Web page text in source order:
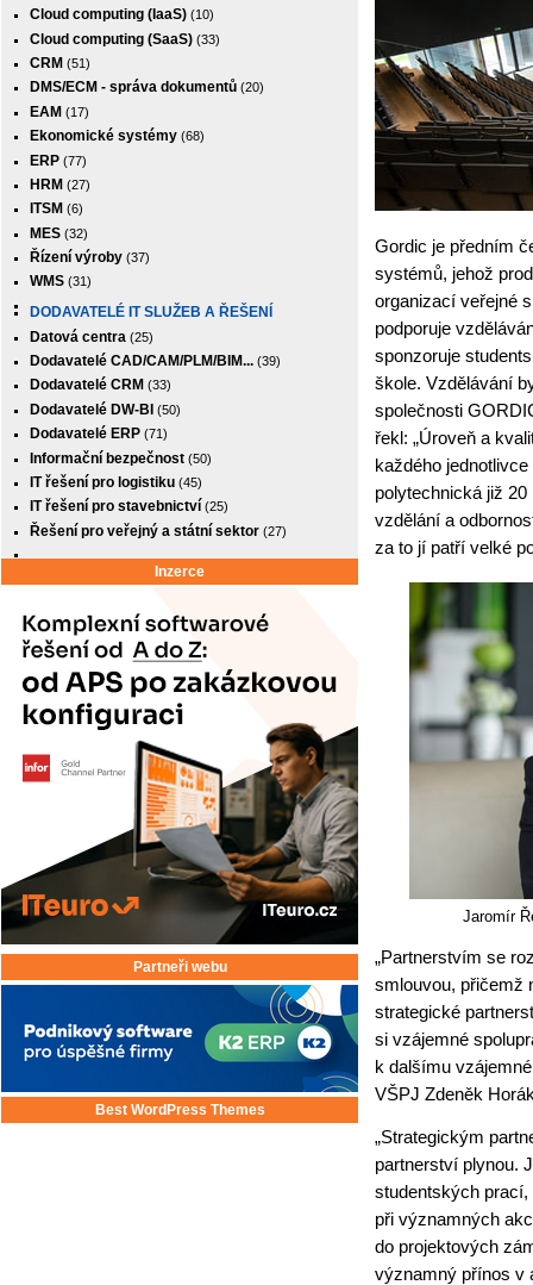
Cloud computing (IaaS) (10)
Cloud computing (SaaS) (33)
CRM (51)
DMS/ECM - správa dokumentů (20)
EAM (17)
Ekonomické systémy (68)
ERP (77)
HRM (27)
ITSM (6)
MES (32)
Řízení výroby (37)
WMS (31)
DODAVATELÉ IT SLUŽEB A ŘEŠENÍ
Datová centra (25)
Dodavatelé CAD/CAM/PLM/BIM... (39)
Dodavatelé CRM (33)
Dodavatelé DW-BI (50)
Dodavatelé ERP (71)
Informační bezpečnost (50)
IT řešení pro logistiku (45)
IT řešení pro stavebnictví (25)
Řešení pro veřejný a státní sektor (27)
Inzerce
Partneři webu
Best WordPress Themes
Gordic je předním
systémů, jehož
organizací veřejné
podporuje
sponzoruje
škole. Vzdělávání
společnosti
řekl: „Úroveň a
každého
polytechnická již
vzdělání a
za to jí patří velké
Jaromír
„Partnerstvím se
smlouvou, přičemž
strategické
si vzájemné
k dalšímu
VŠPJ Zdeněk
„Strategickým
partnerství plynou.
studentských prací,
při významných
do projektových
významný přínos v